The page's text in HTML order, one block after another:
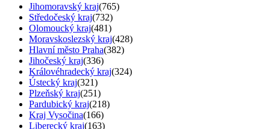
Jihomoravský kraj(765)
Středočeský kraj(732)
Olomoucký kraj(481)
Moravskoslezský kraj(428)
Hlavní město Praha(382)
Jihočeský kraj(336)
Královéhradecký kraj(324)
Ústecký kraj(321)
Plzeňský kraj(251)
Pardubický kraj(218)
Kraj Vysočina(166)
Liberecký kraj(163)